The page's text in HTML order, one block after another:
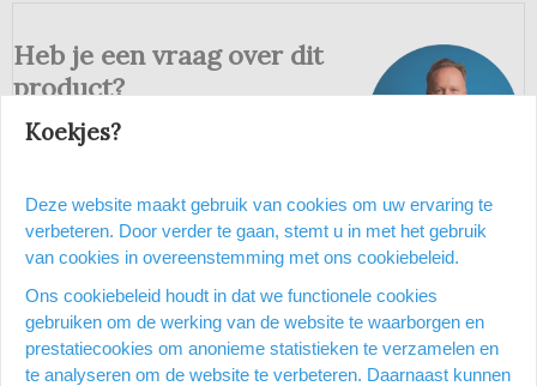
Heb je een vraag over dit
product?
Productomschrijving
Voor het zelf vervaardigen van hoogwaardige EOS zelfinktende
stempels met behulp van Colop Flash stempelmachine FS-800
Bevat stempel, ImageCard, absorberend schuim en inktcartridge
Koekjes?
Deze website maakt gebruik van cookies om uw ervaring te
verbeteren. Door verder te gaan, stemt u in met het gebruik
van cookies in overeenstemming met ons cookiebeleid.
Ons cookiebeleid houdt in dat we functionele cookies
gebruiken om de werking van de website te waarborgen en
prestatiecookies om anonieme statistieken te verzamelen en
te analyseren om de website te verbeteren. Daarnaast kunnen